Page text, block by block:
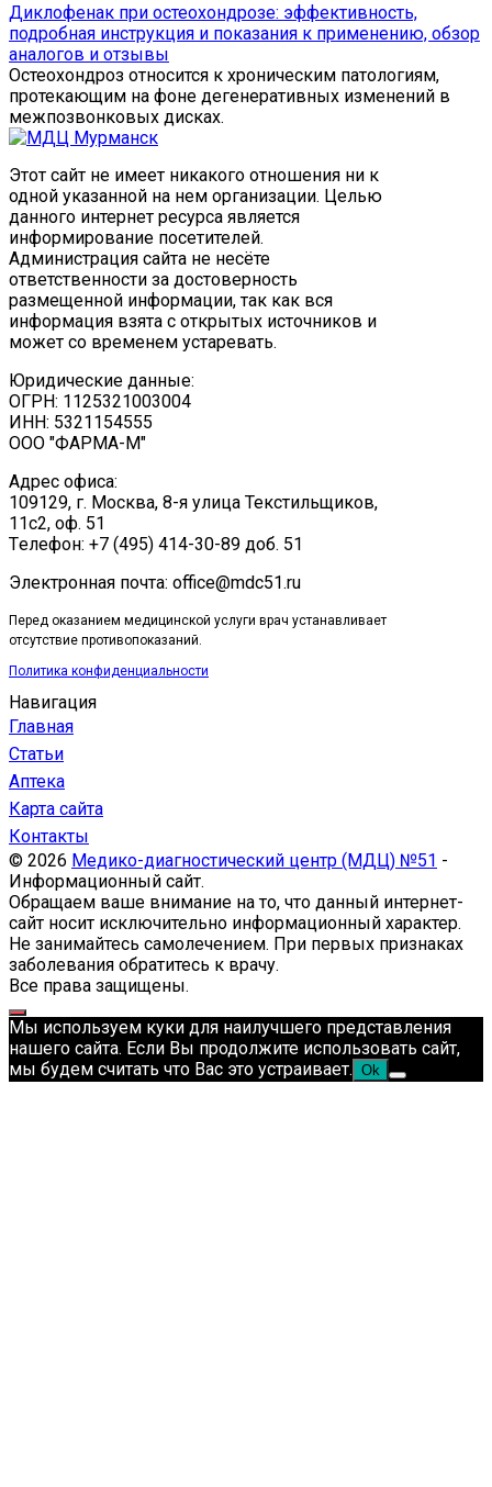
Диклофенак при остеохондрозе: эффективность,
подробная инструкция и показания к применению, обзор
аналогов и отзывы
Остеохондроз относится к хроническим патологиям,
протекающим на фоне дегенеративных изменений в
межпозвонковых дисках.
Этот сайт не имеет никакого отношения ни к
одной указанной на нем организации. Целью
данного интернет ресурса является
информирование посетителей.
Администрация сайта не несёте
ответственности за достоверность
размещенной информации, так как вся
информация взята с открытых источников и
может со временем устаревать.
Юридические данные:
ОГРН: 1125321003004
ИНН: 5321154555
ООО "ФАРМА-М"
Адрес офиса:
109129, г. Москва, ​8-я улица Текстильщиков,
11с2, оф. 51
Tелефон: +7 (495) 414-30-89 доб. 51
Электронная почта: office@mdc51.ru
Перед оказанием медицинской услуги врач устанавливает
отсутствие противопоказаний.
Политика конфиденциальности
Навигация
Главная
Статьи
Аптека
Карта сайта
Контакты
© 2026 Медико-диагностический центр (МДЦ) №51 -
Информационный сайт.
Обращаем ваше внимание на то, что данный интернет-
сайт носит исключительно информационный характер.
Не занимайтесь самолечением. При первых признаках
заболевания обратитесь к врачу.
Все права защищены.
Мы используем куки для наилучшего представления
нашего сайта. Если Вы продолжите использовать сайт,
мы будем считать что Вас это устраивает. Ok